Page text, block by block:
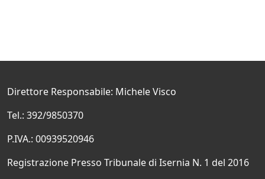
Direttore Responsabile: Michele Visco
Tel.: 392/9850370
P.IVA.: 00939520946
Registrazione Presso Tribunale di Isernia N. 1 del 2016